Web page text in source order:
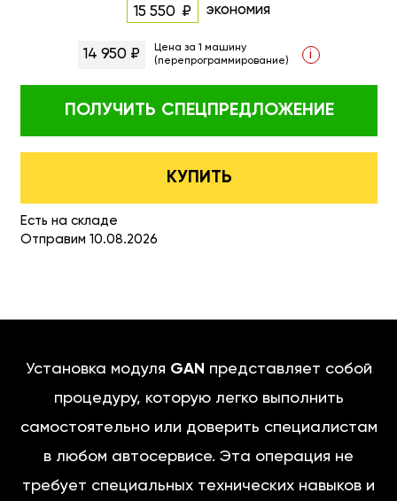
15 550 экономия
14 950 ₽
Цена за 1 машину
(перепрограммирование)
i
ПОЛУЧИТЬ СПЕЦПРЕДЛОЖЕНИЕ
КУПИТЬ
Есть на складе
Отправим 10.08.2026
Установка модуля GAN представляет собой
процедуру, которую легко выполнить
самостоятельно или доверить специалистам
в любом автосервисе. Эта операция не
требует специальных технических навыков и